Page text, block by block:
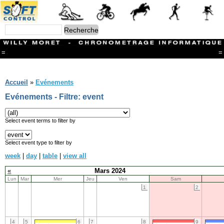
= =
Branches
CONTACT
Ski ALPIN
Triathlon
Ski Nordique
Courses à pieds
Athlétisme
Slalom In-Line
Caisse à savon
Coupe "Journal La Gruyère"
Accueil » Evénements
Evénements - Filtre: event
Select event terms to filter by
Select event type to filter by
week | day | table | view all
«
Mars 2024
Lun Mar Mer Jeu Ven Sam
1
2
4 5 6 7 8 9